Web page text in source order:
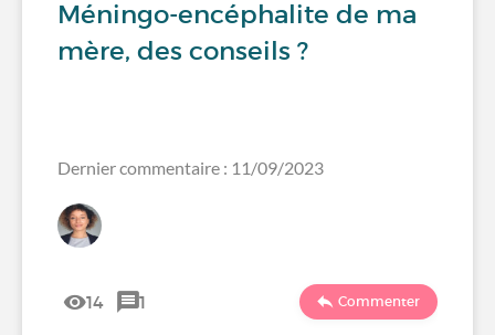
Méningo-encéphalite de ma
mère, des conseils ?
Dernier commentaire : 11/09/2023
14 1 Commenter